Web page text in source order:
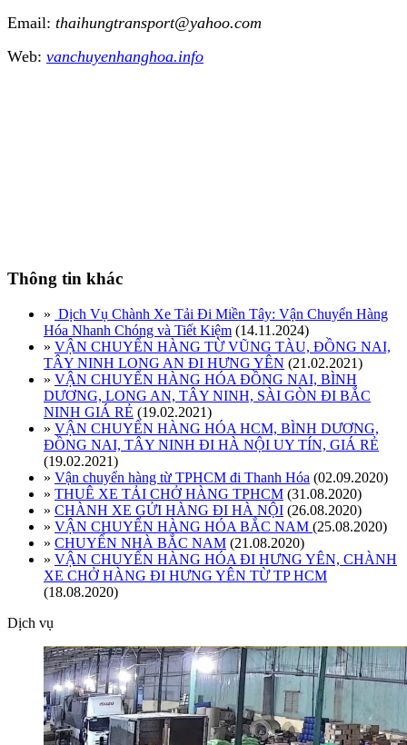
Email: thaihungtransport@yahoo.com
Web: vanchuyenhanghoa.info
Thông tin khác
» Dịch Vụ Chành Xe Tải Đi Miền Tây: Vận Chuyển Hàng
Hóa Nhanh Chóng và Tiết Kiệm (14.11.2024)
» VẬN CHUYỂN HÀNG TỪ VŨNG TÀU, ĐỒNG NAI,
TÂY NINH LONG AN ĐI HƯNG YÊN (21.02.2021)
» VẬN CHUYỂN HÀNG HÓA ĐỒNG NAI, BÌNH
DƯƠNG, LONG AN, TÂY NINH, SÀI GÒN ĐI BẮC
NINH GIÁ RẺ (19.02.2021)
» VẬN CHUYỂN HÀNG HÓA HCM, BÌNH DƯƠNG,
ĐỒNG NAI, TÂY NINH ĐI HÀ NỘI UY TÍN, GIÁ RẺ
(19.02.2021)
» Vận chuyển hàng từ TPHCM đi Thanh Hóa (02.09.2020)
» THUÊ XE TẢI CHỞ HÀNG TPHCM (31.08.2020)
» CHÀNH XE GỬI HÀNG ĐI HÀ NỘI (26.08.2020)
» VẬN CHUYỂN HÀNG HÓA BẮC NAM (25.08.2020)
» CHUYỂN NHÀ BẮC NAM (21.08.2020)
» VẬN CHUYỂN HÀNG HÓA ĐI HƯNG YÊN, CHÀNH
XE CHỞ HÀNG ĐI HƯNG YÊN TỪ TP HCM
(18.08.2020)
Dịch vụ